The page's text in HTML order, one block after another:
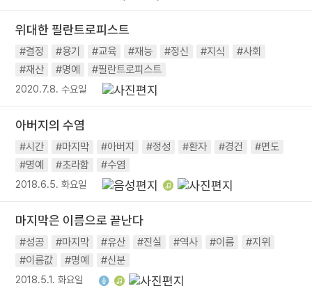
위대한 필란트로피스트
#결정 #용기 #교육 #재능 #정신 #지식
#사회
#재산
#명예 #필란트로피스트
2020.7.8. 수요일
아버지의 수염
#시간 #마지막 #아버지 #정성 #환자 #경건
#면도
#명예
#초라함 #수염
2018.6.5. 화요일
마지막은 이름으로 끝난다
#성공 #마지막 #유산 #진실 #역사 #이름
#지위
#이름값
#명예 #신분
2018.5.1. 화요일